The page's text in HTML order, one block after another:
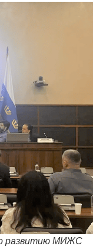
развитию МИЖС